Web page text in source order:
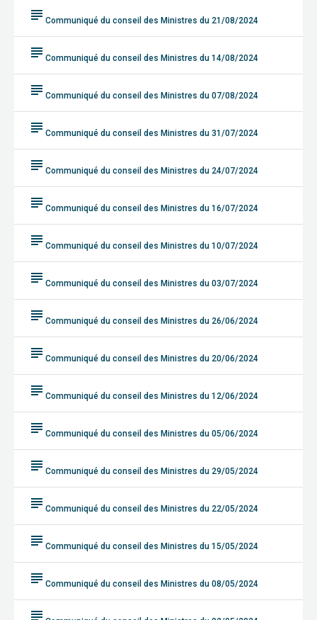
subject Communiqué du conseil des Ministres du 21/08/2024
subject Communiqué du conseil des Ministres du 14/08/2024
subject Communiqué du conseil des Ministres du 07/08/2024
subject Communiqué du conseil des Ministres du 31/07/2024
subject Communiqué du conseil des Ministres du 24/07/2024
subject Communiqué du conseil des Ministres du 16/07/2024
subject Communiqué du conseil des Ministres du 10/07/2024
subject Communiqué du conseil des Ministres du 03/07/2024
subject Communiqué du conseil des Ministres du 26/06/2024
subject Communiqué du conseil des Ministres du 20/06/2024
subject Communiqué du conseil des Ministres du 12/06/2024
subject Communiqué du conseil des Ministres du 05/06/2024
subject Communiqué du conseil des Ministres du 29/05/2024
subject Communiqué du conseil des Ministres du 22/05/2024
subject Communiqué du conseil des Ministres du 15/05/2024
subject Communiqué du conseil des Ministres du 08/05/2024
subject